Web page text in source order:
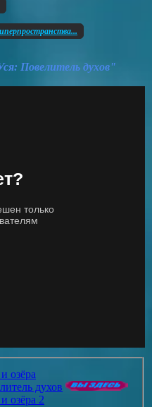
Повелитель духов"
озёра
духов
озёра 2